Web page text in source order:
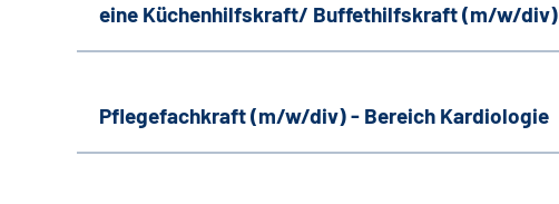
eine Küchenhilfskraft/ Buffethilfskraft (m/w/div)
Pflegefachkraft (m/w/div) - Bereich Kardiologie